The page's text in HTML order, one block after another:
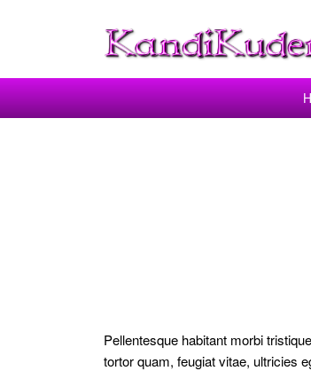
Pellentesque habitant morbi
tortor quam, feugiat vitae, ultricies